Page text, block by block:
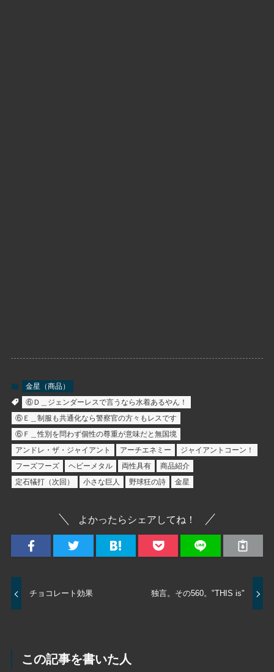
金星（商品）
⑥Ｄ＿ジェンダーレスで言うなら水着あるやん！
⑥Ｅ＿制服も共通化なら警察官の方々もレスです
⑥Ｆ＿性別を問わず個性の尊重が意味だと無国境
アンドレ・ザ・ジャイアント
アーチエネミー
ジャイアントコーン！
フーズフーズ
ヘビーメタル 両性具有
商品紹介
定石犠打（次回）
小さな巨人 野球狂の詩 金星
よかったらシェアしてね！
チョコレート効果 独言。その560。"THIS is"
この記事を書いた人